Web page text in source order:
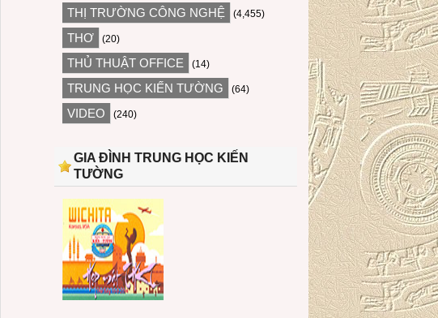
THỊ TRƯỜNG CÔNG NGHỆ (4,455)
THƠ (20)
THỦ THUẬT OFFICE (14)
TRUNG HỌC KIẾN TƯỜNG (64)
VIDEO (240)
GIA ĐÌNH TRUNG HỌC KIẾN
TƯỜNG